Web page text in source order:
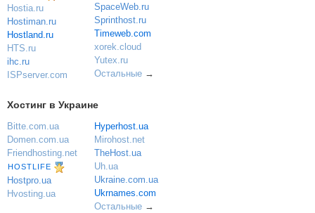
Hostia.ru
Hostiman.ru
Hostland.ru
HTS.ru
ihc.ru
ISPserver.com
SpaceWeb.ru
Sprinthost.ru
Timeweb.com
xorek.cloud
Yutex.ru
Остальные→
Хостинг в Украине
Bitte.com.ua
Domen.com.ua
Friendhosting.net
HOSTLIFE
Hostpro.ua
Hvosting.ua
Hyperhost.ua
Mirohost.net
TheHost.ua
Uh.ua
Ukraine.com.ua
Ukrnames.com
Остальные→